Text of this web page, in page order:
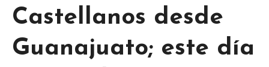
Castellanos desde
Guanajuato; este día